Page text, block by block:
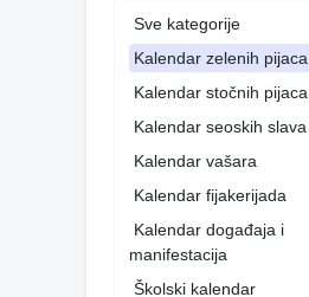
Sve kategorije
Kalendar zelenih pijaca
Kalendar stočnih pijaca
Kalendar seoskih slava
Kalendar vašara
Kalendar fijakerijada
Kalendar događaja i
manifestacija
Školski kalendar